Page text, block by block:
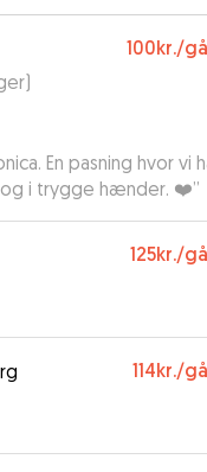
100kr./
)
En pasning hvor vi
i trygge hænder. ❤️”
125kr./
114kr./